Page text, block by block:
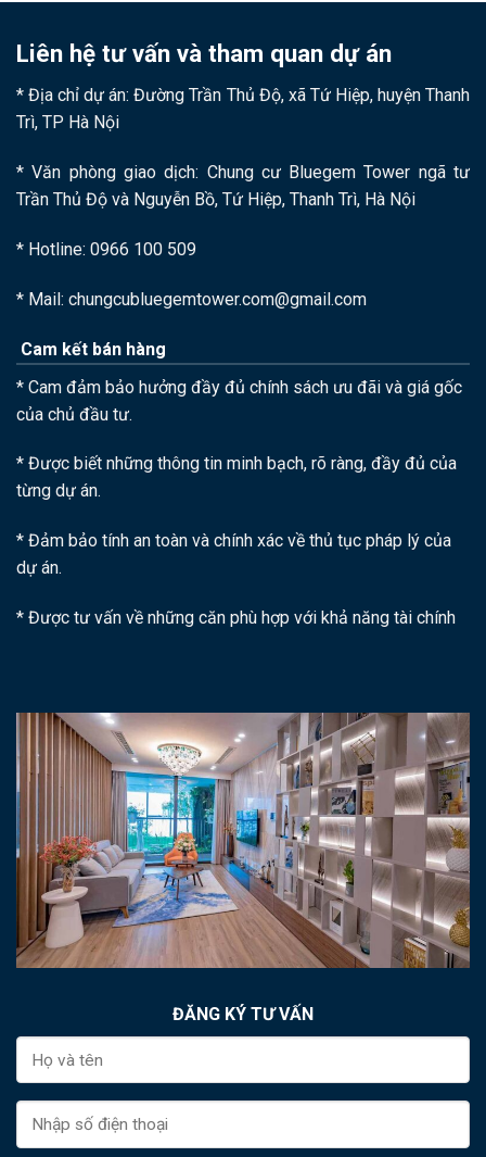
Liên hệ tư vấn và tham quan dự án
* Địa chỉ dự án: Đường Trần Thủ Độ, xã Tứ Hiệp, huyện Thanh
Trì, TP Hà Nội
* Văn phòng giao dịch: Chung cư Bluegem Tower ngã tư
Trần Thủ Độ và Nguyễn Bồ, Tứ Hiệp, Thanh Trì, Hà Nội
* Hotline: 0966 100 509
* Mail: chungcubluegemtower.com@gmail.com
Cam kết bán hàng
* Cam đảm bảo hưởng đầy đủ chính sách ưu đãi và giá gốc
của chủ đầu tư.
* Được biết những thông tin minh bạch, rõ ràng, đầy đủ của
từng dự án.
* Đảm bảo tính an toàn và chính xác về thủ tục pháp lý của
dự án.
* Được tư vấn về những căn phù hợp với khả năng tài chính
ĐĂNG KÝ TƯ VẤN